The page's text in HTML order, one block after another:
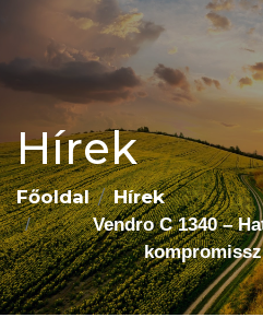
Hírek
Főoldal Hírek
Vendro C 1340 –